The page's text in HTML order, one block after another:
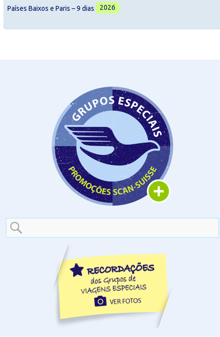
Países Baixos e Paris – 9 dias 2026